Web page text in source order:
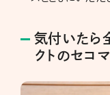
気付いたら
クトのセコ